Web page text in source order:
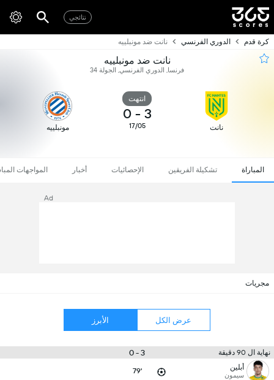
نتائجي
كرة قدم الدوري الفرنسي نانت ضد مونبلييه
نانت ضد مونبلييه
فرنسا, الدوري الفرنسي, الجولة 34
نانت
انتهت
3
-
0
17/05 مونبلييه
المباراة تشكيلة الفريقين الإحصائيات أخبار المواجهات
Ad
مجريات
عرض الكل الأبرز
نهاية ال 90 دقيقة 3 - 0
أبلين
سيمون 79'